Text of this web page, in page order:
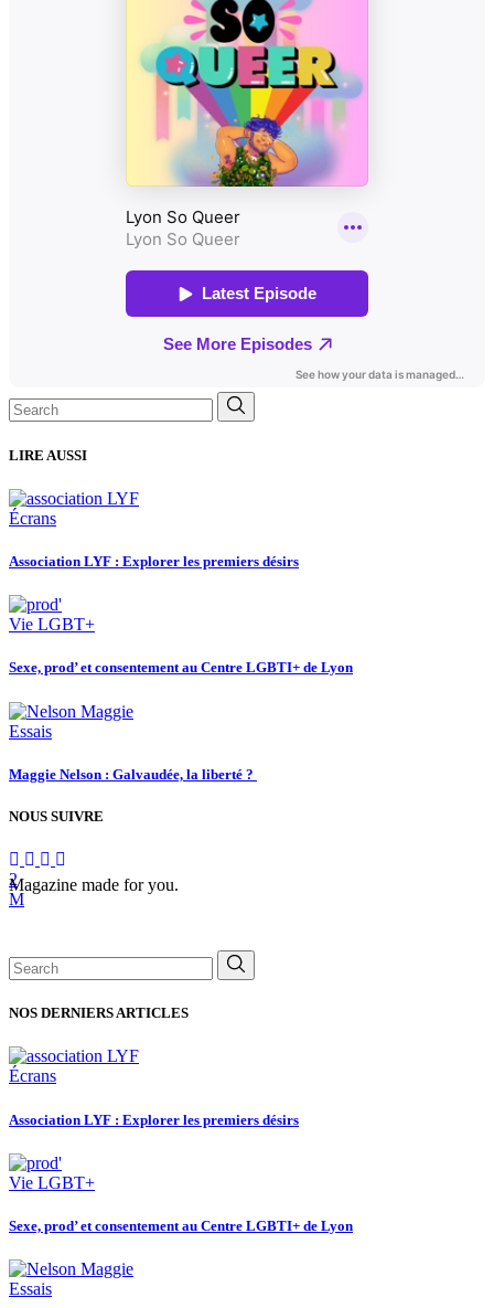
Search
for:
LIRE AUSSI
Écrans
Association LYF : Explorer les premiers désirs
Vie LGBT+
Sexe, prod’ et consentement au Centre LGBTI+ de Lyon
Essais
Maggie Nelson : Galvaudée, la liberté ?
NOUS SUIVRE
Magazine made for you.
Search
for:
NOS DERNIERS ARTICLES
Écrans
Association LYF : Explorer les premiers désirs
Vie LGBT+
Sexe, prod’ et consentement au Centre LGBTI+ de Lyon
Essais